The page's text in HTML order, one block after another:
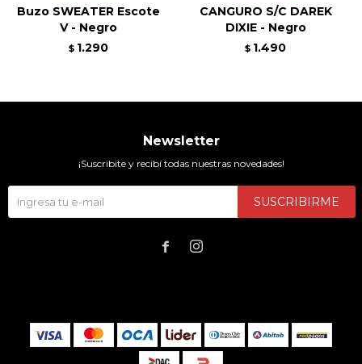
Buzo SWEATER Escote
V - Negro
$ 1.290
CANGURO S/C DAREK
DIXIE - Negro
$ 1.490
Newsletter
¡Suscribite y recibí todas nuestras novedades!
SUSCRIBIRME
 